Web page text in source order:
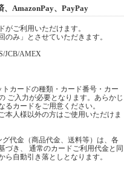
、AmazonPay、PayPay
がご利用いただけます。
のみ」とさせていただきます。
JCB/AMEX
カードの種類・カード番号・カー
ご入力が必要となります。あらかじ
るカードをご用意ください。
本人様以外の方はご使用いただけま
代金（商品代金、送料等）は、各
づき、 通常のカードご利用代金と同
ら自動引き落としとなります。